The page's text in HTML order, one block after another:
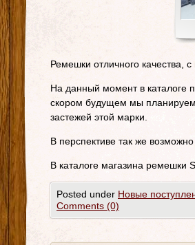
Ремешки отличного качества,
На данный момент в каталоге
скором будущем мы планируем
застежей этой марки.
В перспективе так же
В каталоге магазина ремешки
Posted under Новые
Comments (0)